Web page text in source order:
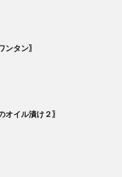
タン〗
イル漬け２〗